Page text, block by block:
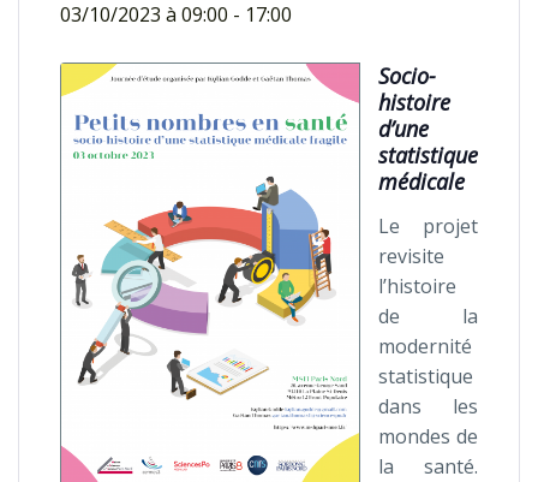
03/10/2023 à 09:00 - 17:00
Socio-
histoire
d’une
statistique
médicale
Le projet
revisite
l’histoire
de la
modernité
statistique
dans les
mondes de
la santé.